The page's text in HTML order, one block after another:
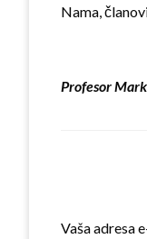
Nama,
Profesor
Vaša adresa